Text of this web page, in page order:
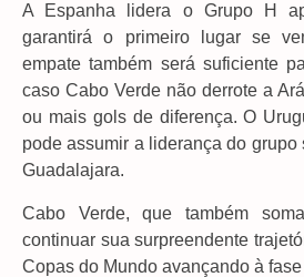
A Espanha lidera o Grupo H
garantirá o primeiro lugar se
empate também será suficiente
caso Cabo Verde não derrote a
ou mais gols de diferença. O
pode assumir a liderança do
Guadalajara.
Cabo Verde, que também
continuar sua surpreendente
Copas do Mundo avançando à